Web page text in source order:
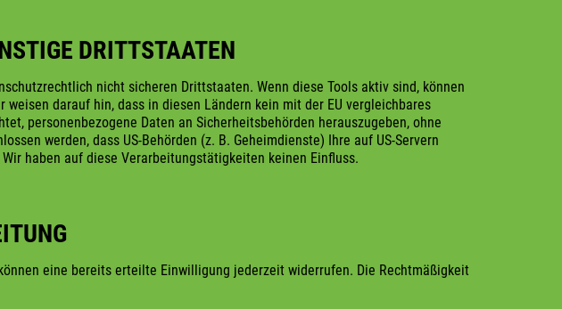
DRITTSTAATEN
nicht sicheren Drittstaaten. Wenn diese Tools aktiv sind, können
darauf hin, dass in diesen Ländern kein mit der EU vergleichbares
personenbezogene Daten an Sicherheitsbehörden herauszugeben, ohne
werden, dass US-Behörden (z. B. Geheimdienste) Ihre auf US-Servern
haben auf diese Verarbeitungstätigkeiten keinen Einfluss.
eine bereits erteilte Einwilligung jederzeit widerrufen. Die Rechtmäßigkeit